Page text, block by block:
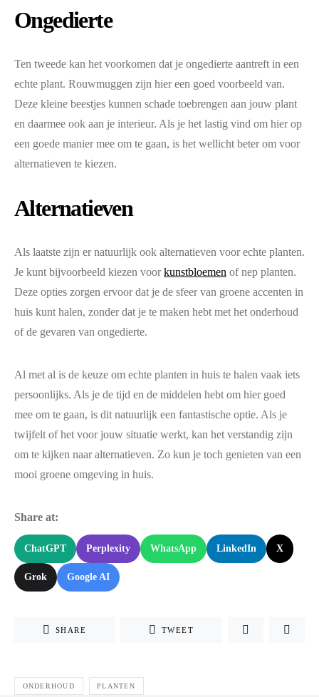
Ongedierte
Ten tweede kan het voorkomen dat je ongedierte aantreft in een
echte plant. Rouwmuggen zijn hier een goed voorbeeld van.
Deze kleine beestjes kunnen schade toebrengen aan jouw plant
en daarmee ook aan je interieur. Als je het lastig vind om hier op
een goede manier mee om te gaan, is het wellicht beter om voor
alternatieven te kiezen.
Alternatieven
Als laatste zijn er natuurlijk ook alternatieven voor echte planten.
Je kunt bijvoorbeeld kiezen voorkunstbloemen of nep planten.
Deze opties zorgen ervoor dat je de sfeer van groene accenten in
huis kunt halen, zonder dat je te maken hebt met het onderhoud
of de gevaren van ongedierte.
Al met al is de keuze om echte planten in huis te halen vaak iets
persoonlijks. Als je de tijd en de middelen hebt om hier goed
mee om te gaan, is dit natuurlijk een fantastische optie. Als je
twijfelt of het voor jouw situatie werkt, kan het verstandig zijn
om te kijken naar alternatieven. Zo kun je toch genieten van een
mooi groene omgeving in huis.
Share at:
ChatGPT Perplexity WhatsApp LinkedIn X
Grok Google AI
SHARE TWEET
ONDERHOUD PLANTEN